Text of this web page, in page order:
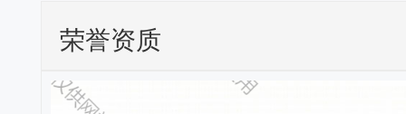
荣誉资质